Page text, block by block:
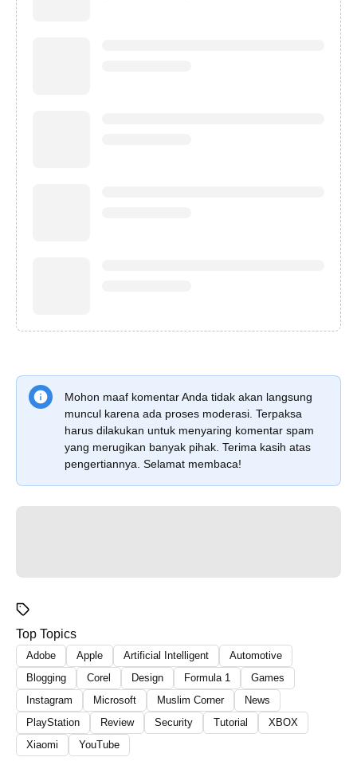
Mohon maaf komentar Anda tidak akan langsung
muncul karena ada proses moderasi. Terpaksa
harus dilakukan untuk menyaring komentar spam
yang merugikan banyak pihak. Terima kasih atas
pengertiannya. Selamat membaca!
Top Topics
Adobe Apple Artificial Intelligent
Automotive
Blogging
Corel Design Formula 1
Games
Instagram
Microsoft Muslim Corner
News
PlayStation
Review Security Tutorial
XBOX
Xiaomi
YouTube